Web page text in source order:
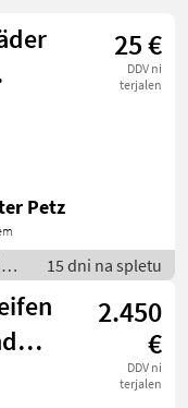
Filtri 25 €
DDV ni
terjalen
Petz
15 dni na spletu
2.450
€
DDV ni
terjalen